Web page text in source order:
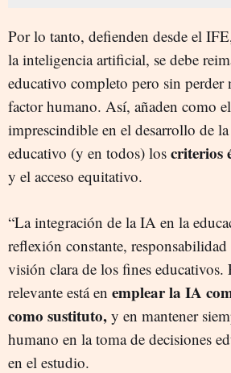
Por lo tanto, defienden desde el
la inteligencia artificial, se debe
educativo completo pero sin perder
factor humano. Así, añaden como
imprescindible en el desarrollo de
educativo (y en todos) los criterios
y el acceso equitativo.
“La integración de la IA en la
reflexión constante,
visión clara de los fines educativos.
relevante está en emplear la IA
como sustituto, y en mantener
humano en la toma de decisiones
en el estudio.